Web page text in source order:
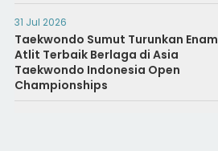
31 Jul 2026
Taekwondo Sumut Turunkan Enam
Atlit Terbaik Berlaga di Asia
Taekwondo Indonesia Open
Championships